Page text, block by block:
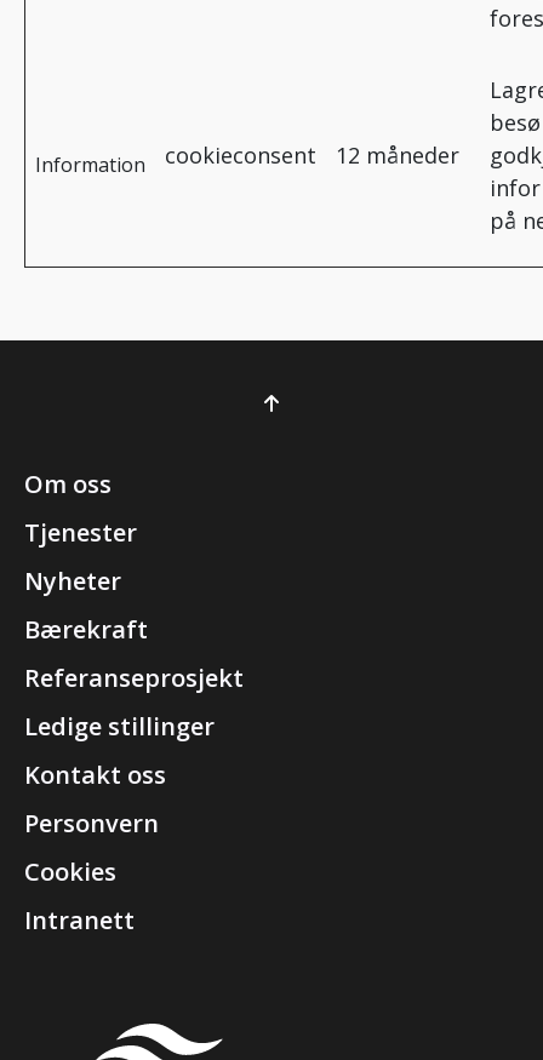
Information cookieconsent 12 måneder
på
Om oss
Tjenester
Nyheter
Bærekraft
Referanseprosjekt
Ledige stillinger
Kontakt oss
Personvern
Cookies
Intranett